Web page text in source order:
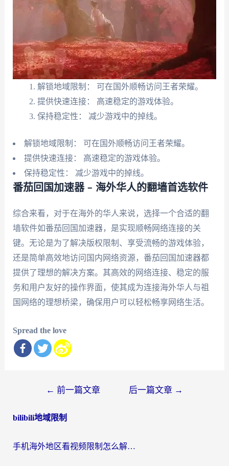
解锁地域限制： 可在国外顺畅访问王者荣耀。
提供快速连接： 高速稳定的游戏体验。
保持稳定性： 减少游戏中的掉线。
解锁地域限制： 可在国外顺畅访问王者荣耀。
提供快速连接： 高速稳定的游戏体验。
保持稳定性： 减少游戏中的掉线。
番茄回国加速器 – 海外华人的翻墙首选软件
综合来看，对于在海外的华人来说，选择一个合适的翻
墙软件如番茄回国加速器，是实现顺畅网络连接的关
键。无论是为了解决版权限制、享受流畅的游戏体验，
还是简单高效地访问国内网络资源，番茄回国加速器都
提供了理想的解决方案。其高效的网络连接、稳定的服
务和用户友好的操作界面，使其成为连接海外华人与祖
国网络的理想桥梁，确保用户可以轻松畅享网络生活。
Spread the love
导
← 前一篇文章 后一篇文章 →
bilibili地域限制
手机海外地区看视频限制怎么解决？留学生亲测有效的回国加速器指南